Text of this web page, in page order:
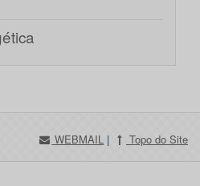
WEBMAIL | Topo do Site